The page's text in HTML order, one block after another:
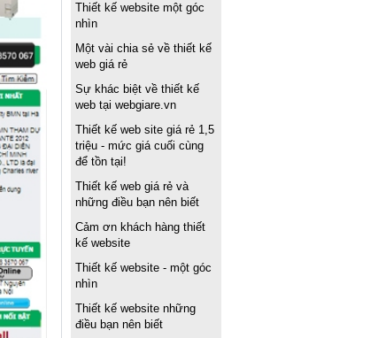
Thiết kế website một góc
nhìn
Một vài chia sẻ về thiết kế
web giá rẻ
Sự khác biệt về thiết kế
web tại webgiare.vn
Thiết kế web site giá rẻ 1,5
triệu - mức giá cuối cùng
để tồn tại!
Thiết kế web giá rẻ và
những điều bạn nên biết
Cảm ơn khách hàng thiết
kế website
Thiết kế website - một góc
nhìn
Thiết kế website những
điều bạn nên biết